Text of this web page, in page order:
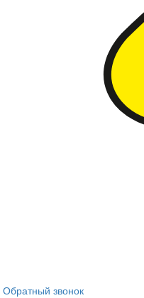
Обратный звонок